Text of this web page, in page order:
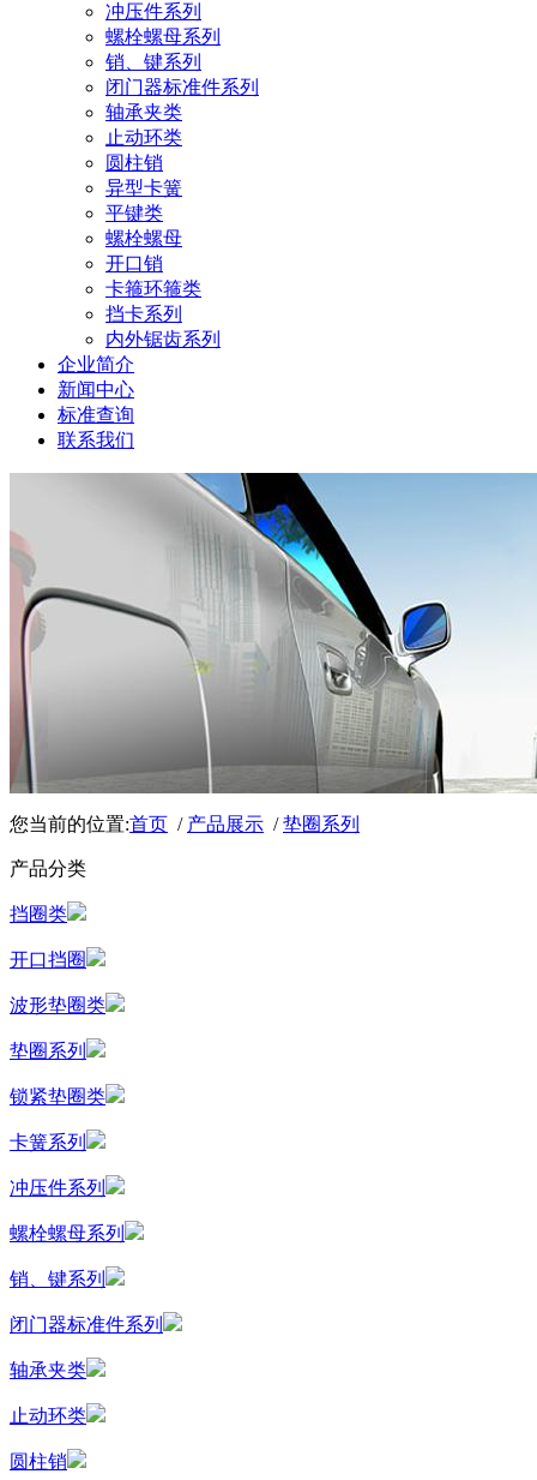
冲压件系列
螺栓螺母系列
销、键系列
闭门器标准件系列
轴承夹类
止动环类
圆柱销
异型卡簧
平键类
螺栓螺母
开口销
卡箍环箍类
挡卡系列
内外锯齿系列
企业简介
新闻中心
标准查询
联系我们
您当前的位置:首页 / 产品展示 /垫圈系列
产品分类
挡圈类
开口挡圈
波形垫圈类
垫圈系列
锁紧垫圈类
卡簧系列
冲压件系列
螺栓螺母系列
销、键系列
闭门器标准件系列
轴承夹类
止动环类
圆柱销